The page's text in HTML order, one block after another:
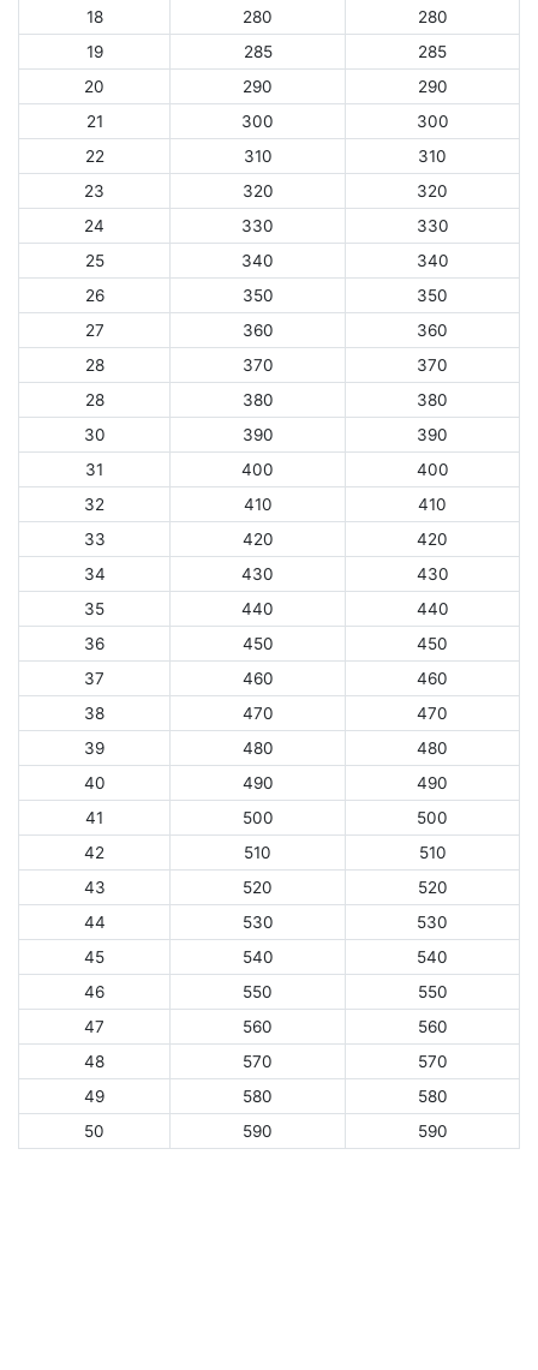
18 280
280
19
285
285
20
290
290
21
300
300
22
310
310
23
320
320
24
330
330
25
340
340
26
350
350
27
360
360
28
370
370
28
380
380
30
390
390
31
400
400
32
410
410
33
420
420
34
430
430
35
440
440
36
450
450
37
460
460
38
470
470
39
480
480
40
490
490
41
500
500
42
510
510
43
520
520
44
530
530
45
540
540
46
550
550
47
560
560
48
570
570
49
580
580
50
590 590